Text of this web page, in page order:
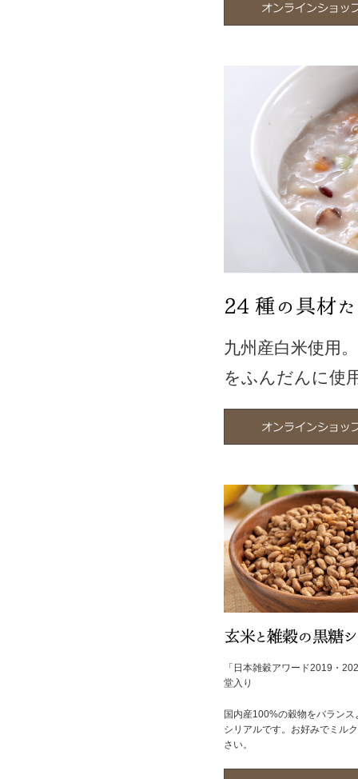
九州産白米使用
をふんだんに使
「日本雑穀アワード2019・
堂入り
国内産100%の穀物をバラン
シリアルです。お好みでミル
さい。